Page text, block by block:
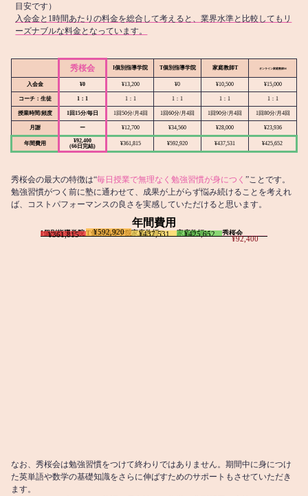
目安です）
入会金と1時間あたりの料金を総合して考えると、業界水準と比較してもリ
ーズナブルな料金となっています。
秀桜会 I個別指導学院 T個別指導学院 家庭教師T オンライン家庭教師M
入会金 ¥0 ¥13,200 ¥0 ¥10,500 ¥15,000
コーチ：生徒 1：1 1：1 1：1 1：1 1：1
授業時間/頻度 1回15分/毎日 1回50分/月4回 1回60分/月4回 1回90分/月4回 1回80分/月4回
月謝 ー ¥12,700 ¥34,560 ¥28,000 ¥23,936
年間費用
¥92,400
(66日完結)
¥361,815 ¥592,920 ¥437,531 ¥425,652
秀桜会の最大の特徴は“毎日授業で無理なく勉強習慣が身につく ”ことです。
勉強習慣がつく前に塾に通わせて、成果が上がらず悩み続けることを考えれ
ば、コストパフォーマンスの良さを実感していただけると思います。
年間費用
I個別指導学院
¥361,815 T個別指導学院
¥592,920 家庭教師T
¥437,531 家庭教師M
¥425,652 秀桜会
¥92,400
なお、秀桜会は勉強習慣をつけて終わりではありません。期間中に身につけ
た英単語や数学の基礎知識をさらに伸ばすためのサポートもさせていただき
ます。